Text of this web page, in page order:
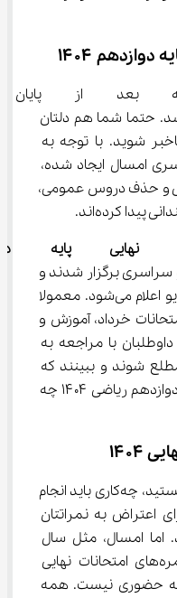
۱۴۰۴
که بعد از
سخت باشد. حتما شما هم دلتان
نمره‌هایتان باخبر شوید. با توجه به
امسال ایجاد شده،
و حذف دروس عمومی،
پیدا کرده‌اند.
نهایی پایه
سراسری برگزار شدند و
نتایج آن‌ها از طریق سایت مای مدیو اعلام می‌شود. معمولا
امتحانات خرداد، آموزش و
را منتشر می‌کند تا داوطلبان با مراجعه به
شوند و ببینند که
تلاش‌هایشان در برنامه امتحانات دوازدهم ریاضی ۱۴۰۴ چه
اگر از نمره‌ای که گرفته‌اید راضی نیستید، چه‌کاری باید انجام
برای اعتراض به نمراتتان
مراجعه می‌کردید. اما امسال، مثل سال
گذشته، اگر قصد اعتراض به نمره‌های امتحانات نهایی
حضوری نیست. همه